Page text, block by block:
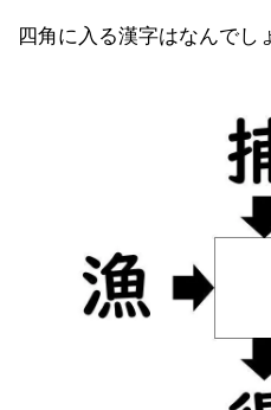
四角に入る漢字はなんでし